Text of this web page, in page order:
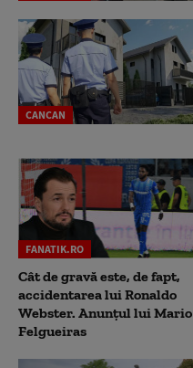
CANCAN
FANATIK.RO
Cât de gravă este, de fapt,
accidentarea lui Ronaldo
Webster. Anunțul lui Mario
Felgueiras